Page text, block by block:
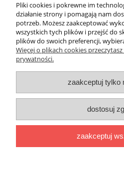
godzinach naszej pracy. Odwiedź
ul. Podwisłocze 2B/3, 35-
Zapraszamy od poniedziałku do piątku
od 09:00 do
Moje
O
Pliki cookies i pokrewne im
działanie strony i pomagają nam
potrzeb. Możesz zaakceptować
wszystkich tych plików i przejść do
plików do swoich preferencji,
Więcej o plikach cookies
prywatności.
zaakceptuj tylko
dostosuj
zaakceptuj